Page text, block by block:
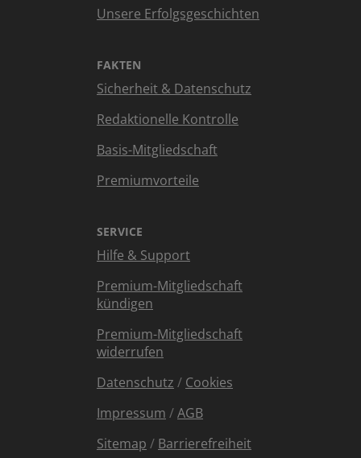
Unsere Erfolgsgeschichten
FAKTEN
Sicherheit & Datenschutz
Redaktionelle Kontrolle
Basis-Mitgliedschaft
Premiumvorteile
SERVICE
Hilfe & Support
Premium-Mitgliedschaft
kündigen
Premium-Mitgliedschaft
widerrufen
Datenschutz / Cookies
Impressum /AGB
Sitemap / Barrierefreiheit